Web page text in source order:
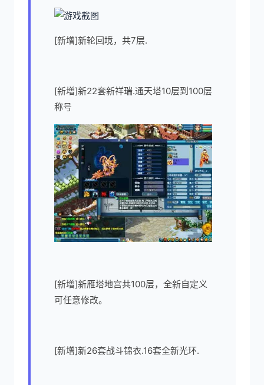
[新增]新轮回境，共7层.
[新増]新22套新祥瑞.通天塔10层到100层
称号
[新增]新雁塔地宫共100层，全新自定义
可任意修改。
[新增]新26套战斗锦衣.16套全新光环.